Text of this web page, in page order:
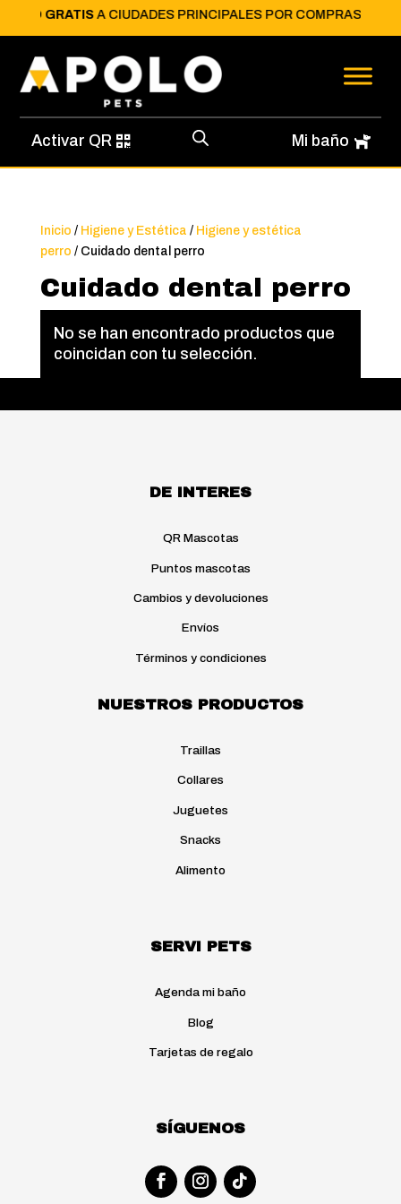
GRATISA CIUDADES PRINCIPALES POR COMPRAS
Activar QR Mi baño
Inicio / Higiene y Estética / Higiene y estética
perro / Cuidado dental perro
Cuidado dental perro
No se han encontrado productos que
coincidan con tu selección.
DE INTERES
QR Mascotas
Puntos mascotas
Cambios y devoluciones
Envíos
Términos y condiciones
NUESTROS PRODUCTOS
Traillas
Collares
Juguetes
Snacks
Alimento
SERVI PETS
Agenda mi baño
Blog
Tarjetas de regalo
SÍGUENOS